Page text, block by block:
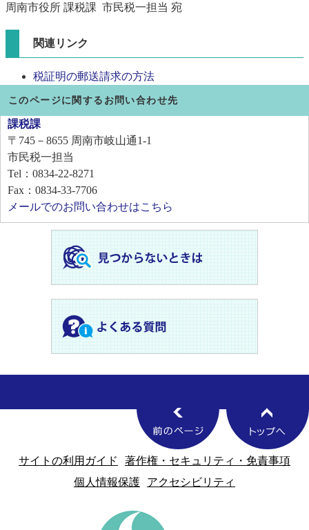
周南市役所 課税課 市民税一担当 宛
関連リンク
税証明の郵送請求の方法
このページに関するお問い合わせ先
課税課
〒745－8655 周南市岐山通1-1
市民税一担当
Tel：0834-22-8271
Fax：0834-33-7706
メールでのお問い合わせはこちら
サイトの利用ガイド
著作権・セキュリティ・免責事項
個人情報保護
アクセシビリティ